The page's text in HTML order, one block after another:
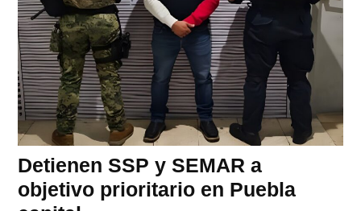
Detienen SSP y SEMAR a
objetivo prioritario en Puebla